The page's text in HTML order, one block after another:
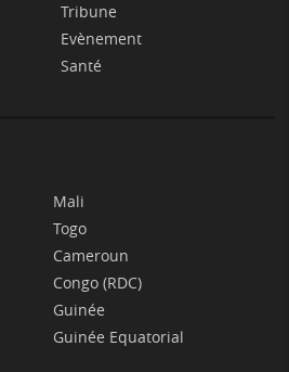
Tribune
Evènement
Santé
Mali
Togo
Cameroun
Congo (RDC)
Guinée
Guinée Equatorial